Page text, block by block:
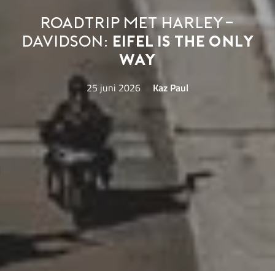
Roadtrip met Harley-
Davidson: Eifel is the only
way
25 juni 2026 Kaz Paul